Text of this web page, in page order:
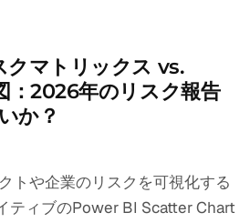
マトリックス vs.
：2026年のリスク報告
か？
トや企業のリスクを可視化する
ティブのPower BI Scatter Chart